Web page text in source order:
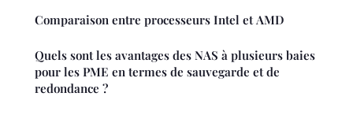
Comparaison entre processeurs Intel et AMD
Quels sont les avantages des NAS à plusieurs baies
pour les PME en termes de sauvegarde et de
redondance ?